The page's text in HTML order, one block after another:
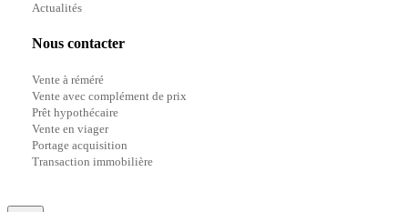
Actualités
Nous contacter
Vente à réméré
Vente avec complément de prix
Prêt hypothécaire
Vente en viager
Portage acquisition
Transaction immobilière